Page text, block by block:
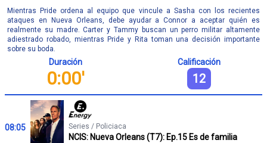
Mientras Pride ordena al equipo que vincule a Sasha con los recientes
ataques en Nueva Orleans, debe ayudar a Connor a aceptar quién es
realmente su madre. Carter y Tammy buscan un perro militar altamente
adiestrado robado, mientras Pride y Rita toman una decisión importante
sobre su boda.
Duración
0:00'
Calificación
12
08:05 Series / Policiaca
NCIS: Nueva Orleans (T7): Ep.15 Es de familia